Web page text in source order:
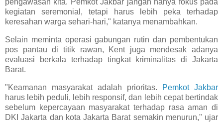
pengawasan kita. Pemkot Jakbar jangan hanya fokus pada
kegiatan seremonial, tetapi harus lebih peka terhadap
keresahan warga sehari-hari," katanya menambahkan.
Selain meminta operasi gabungan rutin dan pembentukan
pos pantau di titik rawan, Kent juga mendesak adanya
evaluasi berkala terhadap tingkat kriminalitas di Jakarta
Barat.
"Keamanan masyarakat adalah prioritas.
Pemkot Jakbar
harus lebih peduli, lebih responsif, dan lebih cepat bertindak
sebelum kepercayaan masyarakat terhadap rasa aman di
DKI Jakarta dan kota Jakarta Barat semakin menurun," ujar